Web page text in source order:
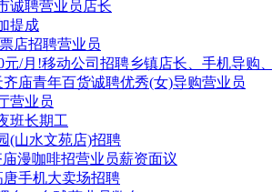
诚聘营业员店长
提成
店招聘营业员
元/月!移动公司招聘乡镇店长、手机导购
齐庙青年百货诚聘优秀(女)导购营业员
营业员
班长期工
(山水文苑店)招聘
漫咖啡招营业员薪资面议
唐手机大卖场招聘